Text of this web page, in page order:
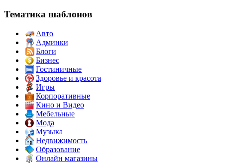
Тематика шаблонов
Авто
Админки
Блоги
Бизнес
Гостиничные
Здоровье и красота
Игры
Корпоративные
Кино и Видео
Мебельные
Мода
Музыка
Недвижимость
Образование
Онлайн магазины